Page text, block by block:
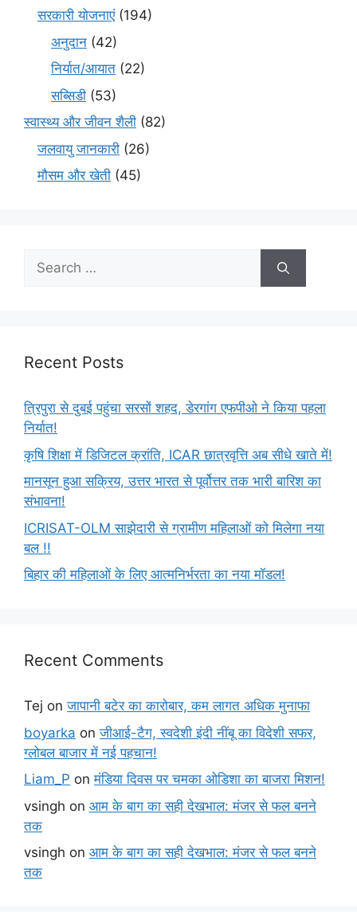
सरकारी योजनाएं(194)
अनुदान (42)
निर्यात/आयात (22)
सब्सिडी (53)
स्वास्थ्य और जीवन शैली (82)
जलवायु जानकारी (26)
मौसम और खेती (45)
Recent Posts
त्रिपुरा से दुबई पहुंचा सरसों शहद, डेरगांग एफपीओ ने किया पहला
निर्यात!
कृषि शिक्षा में डिजिटल क्रांति, ICAR छात्रवृत्ति अब सीधे खाते में!
मानसून हुआ सक्रिय, उत्तर भारत से पूर्वोत्तर तक भारी बारिश का
संभावना!
ICRISAT-OLM साझेदारी से ग्रामीण महिलाओं को मिलेगा नया
बल !!
बिहार की महिलाओं के लिए आत्मनिर्भरता का नया मॉडल!
Recent Comments
Tej onजापानी बटेर का कारोबार, कम लागत अधिक मुनाफा
boyarka onजीआई-टैग, स्वदेशी इंदी नींबू का विदेशी सफर,
ग्लोबल बाजार में नई पहचान!
Liam_P onमंडिया दिवस पर चमका ओडिशा का बाजरा मिशन!
vsingh on आम के बाग का सही देखभाल: मंजर से फल बनने
तक
vsingh on आम के बाग का सही देखभाल: मंजर से फल बनने
तक